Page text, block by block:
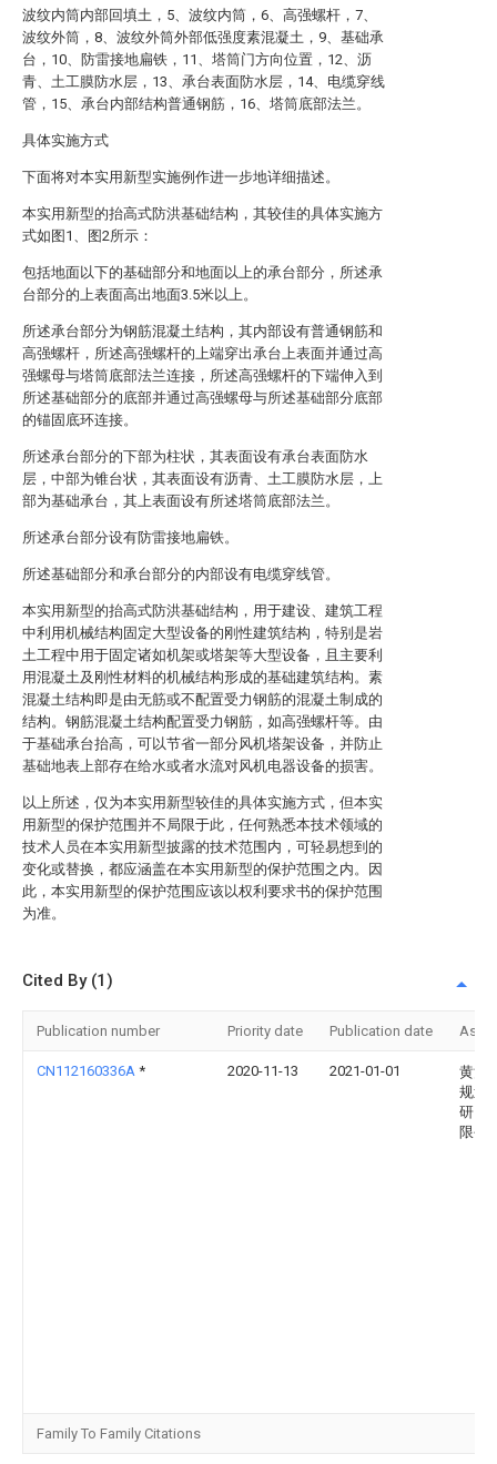
波纹内筒内部回填土，5、波纹内筒，6、高强螺杆，7、
波纹外筒，8、波纹外筒外部低强度素混凝土，9、基础承
台，10、防雷接地扁铁，11、塔筒门方向位置，12、沥
青、土工膜防水层，13、承台表面防水层，14、电缆穿线
管，15、承台内部结构普通钢筋，16、塔筒底部法兰。
具体实施方式
下面将对本实用新型实施例作进一步地详细描述。
本实用新型的抬高式防洪基础结构，其较佳的具体实施方
式如图1、图2所示：
包括地面以下的基础部分和地面以上的承台部分，所述承
台部分的上表面高出地面3.5米以上。
所述承台部分为钢筋混凝土结构，其内部设有普通钢筋和
高强螺杆，所述高强螺杆的上端穿出承台上表面并通过高
强螺母与塔筒底部法兰连接，所述高强螺杆的下端伸入到
所述基础部分的底部并通过高强螺母与所述基础部分底部
的锚固底环连接。
所述承台部分的下部为柱状，其表面设有承台表面防水
层，中部为锥台状，其表面设有沥青、土工膜防水层，上
部为基础承台，其上表面设有所述塔筒底部法兰。
所述承台部分设有防雷接地扁铁。
所述基础部分和承台部分的内部设有电缆穿线管。
本实用新型的抬高式防洪基础结构，用于建设、建筑工程
中利用机械结构固定大型设备的刚性建筑结构，特别是岩
土工程中用于固定诸如机架或塔架等大型设备，且主要利
用混凝土及刚性材料的机械结构形成的基础建筑结构。素
混凝土结构即是由无筋或不配置受力钢筋的混凝土制成的
结构。钢筋混凝土结构配置受力钢筋，如高强螺杆等。由
于基础承台抬高，可以节省一部分风机塔架设备，并防止
基础地表上部存在给水或者水流对风机电器设备的损害。
以上所述，仅为本实用新型较佳的具体实施方式，但本实
用新型的保护范围并不局限于此，任何熟悉本技术领域的
技术人员在本实用新型披露的技术范围内，可轻易想到的
变化或替换，都应涵盖在本实用新型的保护范围之内。因
此，本实用新型的保护范围应该以权利要求书的保护范围
为准。
Cited By (1)
Publication number Priority date Publication date
CN112160336A * 2020-11-13 2021-01-01
黄河
规划
研究
限公
Family To Family Citations